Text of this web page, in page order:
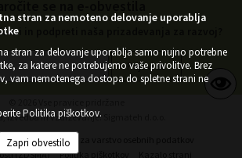
se na e-obvestila
in podpreti naša prizadevanja za razvoj?
izvedba in vzdrževanje: Sigmateh d.o.o.
strani
Center za varstvo osebnih podatkov
stran za nemoteno delovanje uporablja
stran za delovanje uporablja samo nujno potrebne
za katere ne potrebujemo vaše privolitve. Brez
vam nemotenega dostopa do spletne strani ne
Politika piškotkov.
Zapri obvestilo